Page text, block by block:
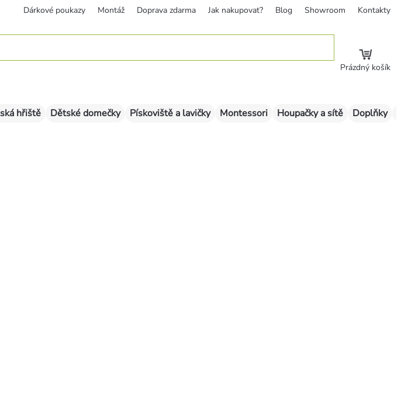
Dárkové poukazy Montáž Doprava zdarma Jak nakupovat? Blog Showroom Kontakty
Prázdný košík
hřiště Dětské domečky Pískoviště a lavičky Montessori Houpačky a sítě Doplňky